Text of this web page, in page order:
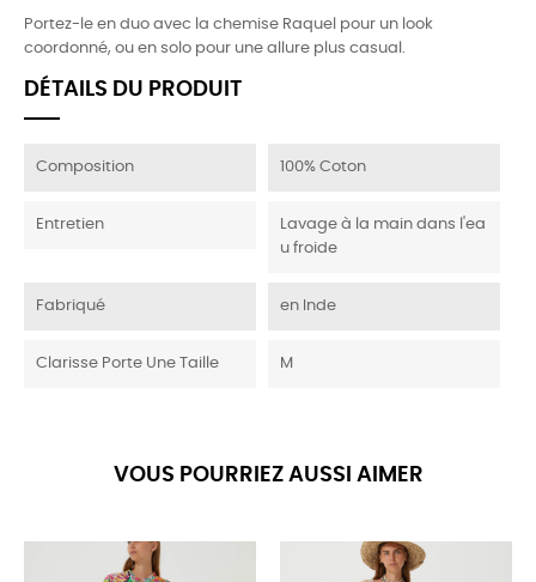
Portez-le en duo avec la chemise Raquel pour un look
coordonné, ou en solo pour une allure plus casual.
DÉTAILS DU PRODUIT
Composition 100% Coton
Entretien
Lavage à la main dans l'ea
u froide
Fabriqué en Inde
Clarisse Porte Une Taille M
VOUS POURRIEZ AUSSI AIMER